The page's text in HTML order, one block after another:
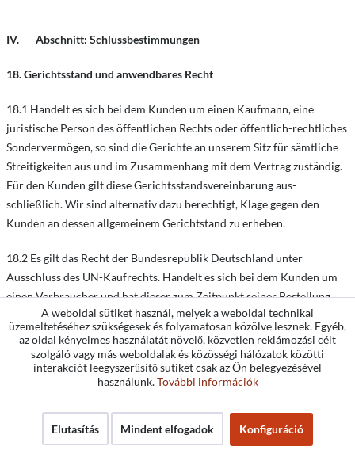
IV. Abschnitt: Schlussbestimmungen
18. Gerichtsstand und anwendbares Recht
18.1 Handelt es sich bei dem Kunden um einen Kaufmann, eine
juristische Person des öffentlichen Rechts oder öffentlich-rechtliches
Sondervermögen, so sind die Gerichte an unserem Sitz für sämtliche
Streitigkeiten aus und im Zusammenhang mit dem Vertrag zuständig.
Für den Kunden gilt diese Gerichtsstandsvereinbarung aus-
schließlich. Wir sind alternativ dazu berechtigt, Klage gegen den
Kunden an dessen allgemeinem Gerichtstand zu erheben.
18.2 Es gilt das Recht der Bundesrepublik Deutschland unter
Ausschluss des UN-Kaufrechts. Handelt es sich bei dem Kunden um
einen Verbraucher und hat dieser zum Zeitpunkt seiner Bestellung
seinen gewöhnlichen Aufenthalt in einem anderen Land als
Deutschland, bleibt jedoch die Anwendung der zwingenden
Rechtsvorschriften des betreffenden Landes von der in Satz 1
getroffenen Rechtswahl unberührt.
19.1 Die Europäische Kommission hat eine Plattform zur Online-
A weboldal sütiket használ, melyek a weboldal technikai
üzemeltetéséhez szükségesek és folyamatosan közölve lesznek. Egyéb,
az oldal kényelmes használatát növelő, közvetlen reklámozási célt
szolgáló vagy más weboldalak és közösségi hálózatok közötti
interakciót leegyszerűsítő sütiket csak az Ön belegyezésével
használunk.További információk
Elutasítás Mindent elfogadok Konfiguráció